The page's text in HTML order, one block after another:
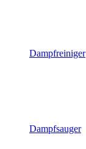
Dampfreiniger
Dampfsauger